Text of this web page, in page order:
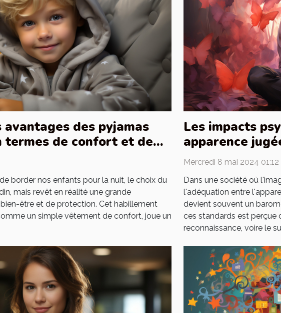
des pyjamas
termes de confort et de
border nos enfants pour la nuit, le choix du
mais revêt en réalité une grande
être et de protection. Cet habillement
un simple vêtement de confort, joue un
Les impacts
apparence
sociétales
Mercredi 8 mai 2024 01:12
Dans une société où
l'adéquation entre
devient souvent un
ces standards est perçue
reconnaissance, voire le